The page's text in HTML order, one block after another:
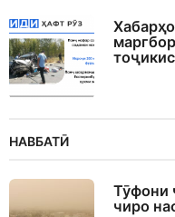
НАВБАТӢ
Тӯфони
чиро